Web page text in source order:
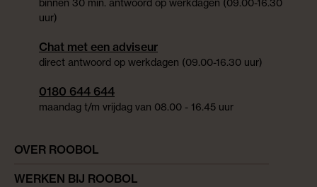
OVER ROOBOL
WERKEN BIJ ROOBOL
binnen 30 min. antwoord op werkdagen (09.00-16.30
uur)
Chat met een adviseur
direct antwoord op werkdagen (09.00-16.30 uur)
0180 644 644
maandag t/m vrijdag van 08.00 - 16.45 uur